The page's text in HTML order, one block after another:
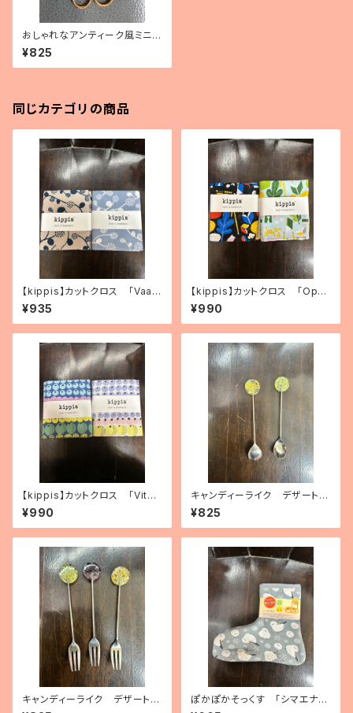
おしゃれなアンティーク風ミニシ
ザー トリ
¥825
同じカテゴリの商品
【kippis】カットクロス 「Vaap
ukka／ラズベリー」（2色）
¥935
【kippis】カットクロス 「Oppi
／教育」（2色）
¥990
【kippis】カットクロス 「Vita
miini／ビタミン」（3種）
¥990
キャンディーライク デザートス
プーン（2種）
¥825
キャンディーライク デザートフ
ぽかぽかそっくす 「シマエナ